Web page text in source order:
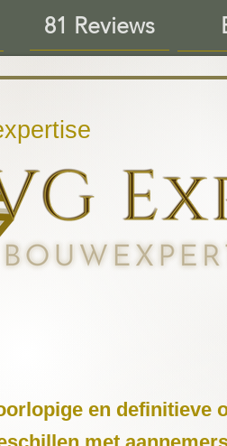
81 Reviews
en definitieve